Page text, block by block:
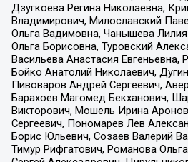
Дзугкоева Регина Николаевна,
Владимирович, Милославский
Ольга Вадимовна, Чанышева
Ольга Борисовна, Туровский
Васильева Анастасия Евгеньевна,
Бойко Анатолий Николаевич,
Пивоваров Андрей Сергеевич,
Барахоев Магомед Бекханович,
Викторович, Мошель Ирина
Сергеевич, Пономарев Лев
Борис Юльевич, Созаев Валерий
Тимур Рифгатович, Романова